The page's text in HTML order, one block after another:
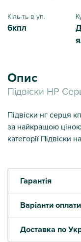
Кіль-ть в уп.
6кпл
Опис
Підвіски НР
Підвіски нг серця
за найкращою
категорії Підвіски
Гарантія
Варіанти оплати
Доставка по